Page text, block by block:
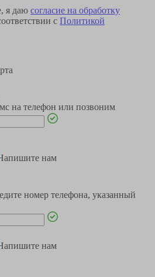
я даю согласие на обработку
с Политикой
на телефон или позвоним
нам
номер телефона, указанный
нам